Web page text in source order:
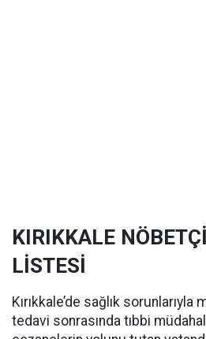
KIRIKKALE
LİSTESİ
Kırıkkale’de sağlık
tedavi sonrasında tıbbi